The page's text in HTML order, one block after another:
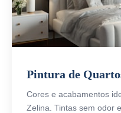
Pintura de
Cores e acabamentos
Zelina. Tintas sem odor